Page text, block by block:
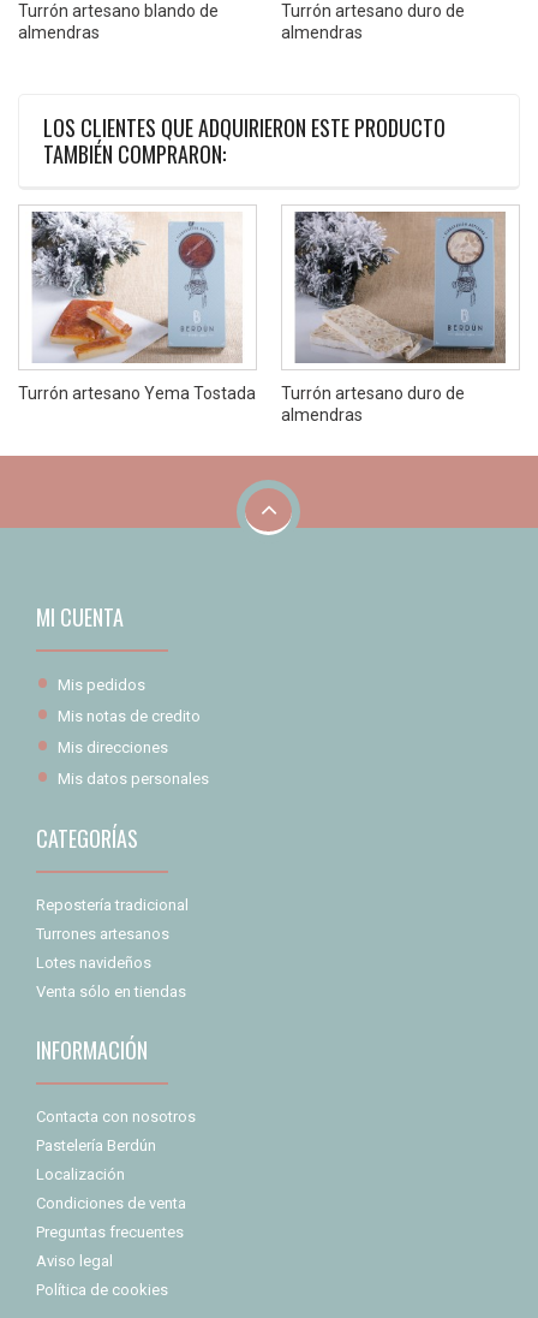
Turrón artesano blando de
almendras
Turrón artesano duro de
almendras
LOS CLIENTES QUE ADQUIRIERON ESTE PRODUCTO
TAMBIÉN COMPRARON:
Turrón artesano Yema Tostada
Turrón artesano duro de
almendras
MI CUENTA
Mis pedidos
Mis notas de credito
Mis direcciones
Mis datos personales
CATEGORÍAS
Repostería tradicional
Turrones artesanos
Lotes navideños
Venta sólo en tiendas
INFORMACIÓN
Contacta con nosotros
Pastelería Berdún
Localización
Condiciones de venta
Preguntas frecuentes
Aviso legal
Política de cookies